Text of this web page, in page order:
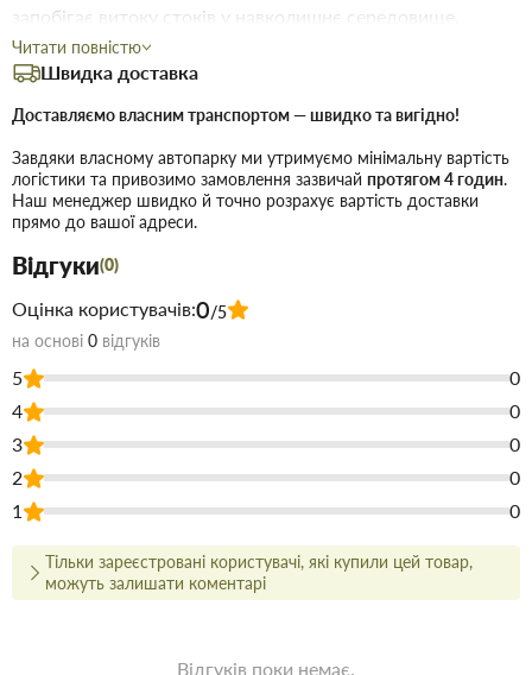
запобігає витоку стоків у навколишнє середовище.
Ключові параметри:
Діаметр:110 мм
Призначення:Зовнішня каналізація (руда труба)
Де застосовується:
Для виконання різких поворотів каналізаційних ліній
поза будівлями.
Монтаж вхідних вузлів у септики або оглядові
Прокладання трубопроводів у траншеях з
врахуванням навантажень від ґрунту.
Купити Коліно каналізаційне ПВХ 110х90° (руде) в Запоріжжі
недорого для застосування під час будівництва або ремонту. У
магазині будівельних матеріалів Торус можна купити за низькою
Переваги нашого інтернет-магазину будматеріалів не тільки в
Якість без посередників:Ми пропонуємо купити товари
Читати повністю
Швидка доставка
Доставляємо власним транспортом — швидко та вигідно!
Завдяки власному автопарку ми утримуємо мінімальну вартість
логістики та привозимо замовлення зазвичай протягом 4 годин.
Наш менеджер швидко й точно розрахує вартість доставки
прямо до вашої адреси.
Відгуки(0)
Оцінка користувачів:0/5
на основі 0 відгуків
5
0
4
0
3
0
2
0
1
0
Тільки зареєстровані користувачі, які купили цей товар,
можуть залишати коментарі
Відгуків поки немає.